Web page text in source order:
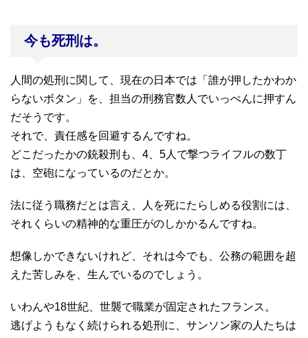
今も死刑は。
人間の処刑に関して、現在の日本では「誰が押したかわか
らないボタン」を、担当の刑務官数人でいっぺんに押すん
だそうです。
それで、責任感を回避するんですね。
どこだったかの銃殺刑も、4、5人で撃つライフルの数丁
は、空砲になっているのだとか。
法に従う職務だとは言え、人を死にたらしめる役割には、
それくらいの精神的な重圧がのしかかるんですね。
想像しかできないけれど、それは今でも、公務の範囲を超
えた苦しみを、生んでいるのでしょう。
いわんや18世紀、世襲で職業が固定されたフランス。
逃げようもなく続けられる処刑に、サンソン家の人たちは